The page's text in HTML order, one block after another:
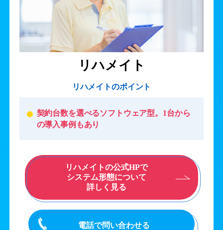
リハメイト
リハメイトのポイント
契約台数を選べるソフトウェア型。1台から
の導入事例もあり
リハメイトの公式HPで
システム形態について
詳しく見る
電話で問い合わせる